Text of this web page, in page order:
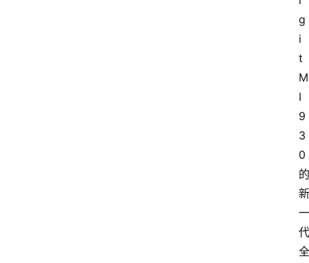
g
i
t
M
I
9
3
0
的
新
一
代
全